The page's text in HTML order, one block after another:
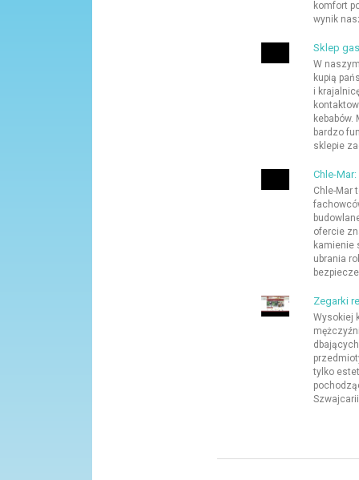
komfort
wynik
Sklep
W
kupią
i
bardzo
sklepie
Chle-
Chle-Mar
ofercie
kamienie
ubrania
Zegarki
Wysokiej
tylko